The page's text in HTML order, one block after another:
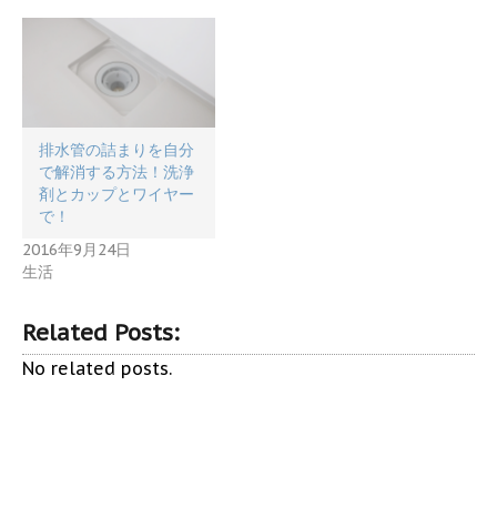
排水管の詰まりを自分
で解消する方法！洗浄
剤とカップとワイヤー
で！
2016年9月24日
生活
Related Posts:
No related posts.